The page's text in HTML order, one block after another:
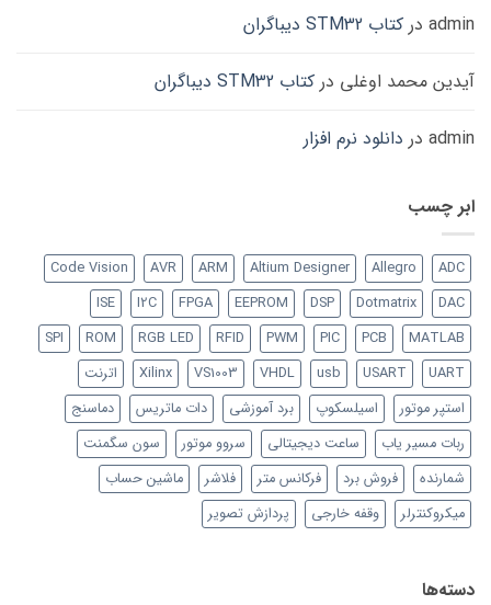
admin در کتاب STM32 دیباگران
آیدین محمد اوغلی در کتاب STM32 دیباگران
admin در دانلود نرم افزار
ابر چسب
ADC
Allegro
Altium Designer
ARM
AVR
Code Vision
DAC
Dotmatrix
DSP
EEPROM
FPGA
I2C
ISE
MATLAB
PCB
PIC
PWM
RFID
RGB LED
ROM
SPI
UART
USART
usb
VHDL
VS1003
Xilinx
اترنت
استپر موتور
اسیلسکوپ برد آموزشی دات ماتریس
دماسنج
ربات مسیر یاب
ساعت دیجیتالی سروو موتور
سون سگمنت
شمارنده
فروش برد فرکانس متر فلاشر
ماشین حساب
میکروکنترلر
وقفه خارجی پردازش تصویر
دسته‌ها